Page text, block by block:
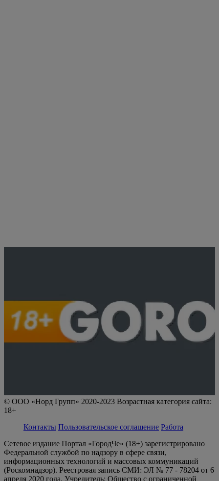
© ООО «Норд Групп» 2020-2023 Возрастная категория сайта:
18+
Контакты Пользовательское соглашение Работа
Сетевое издание Портал «ГородЧе» (18+) зарегистрировано
Федеральной службой по надзору в сфере связи,
информационных технологий и массовых коммуникаций
(Роскомнадзор). Реестровая запись СМИ: ЭЛ № 77 - 78204 от 6
апреля 2020 года. Учредитель: Общество с ограниченной